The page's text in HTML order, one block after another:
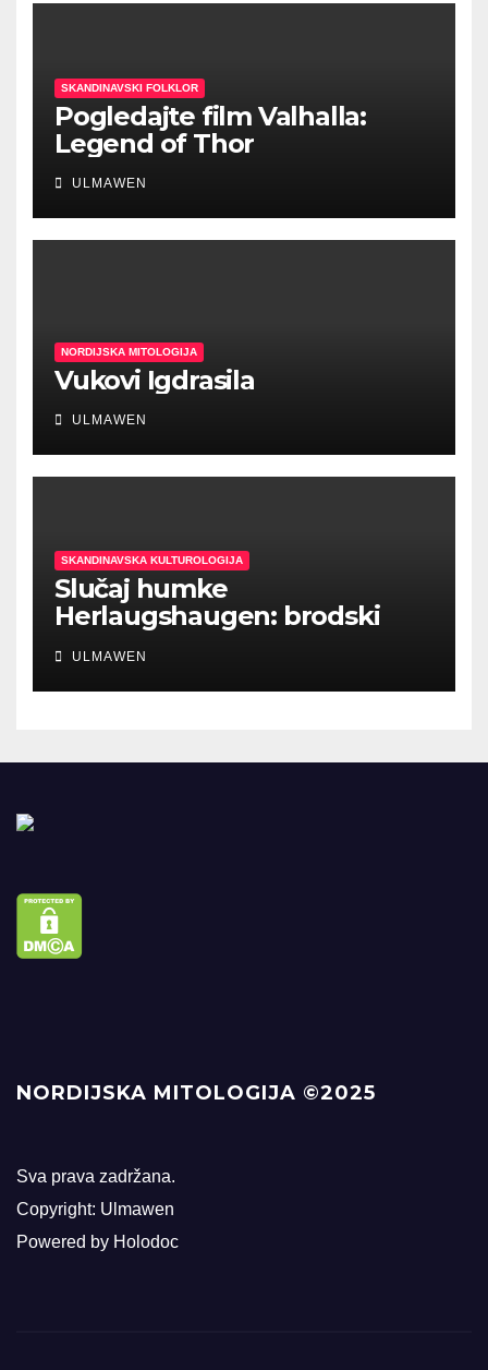
SKANDINAVSKI FOLKLOR
Pogledajte film Valhalla:
Legend of Thor
ULMAWEN
NORDIJSKA MITOLOGIJA
Vukovi Igdrasila
ULMAWEN
SKANDINAVSKA KULTUROLOGIJA
Slučaj humke
Herlaugshaugen: brodski
dobu?
ULMAWEN
NORDIJSKA MITOLOGIJA ©2025
Sva prava zadržana.
Copyright: Ulmawen
Powered by Holodoc